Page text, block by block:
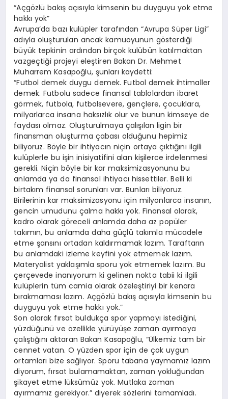
“Açgözlü bakış açısıyla kimsenin bu duyguyu yok etme
hakkı yok”
Avrupa’da bazı kulüpler tarafından “Avrupa Süper Ligi”
adıyla oluşturulan ancak kamuoyunun gösterdiği
büyük tepkinin ardından birçok kulübün katılmaktan
vazgeçtiği projeyi eleştiren Bakan Dr. Mehmet
Muharrem Kasapoğlu, şunları kaydetti:
“Futbol demek duygu demek. Futbol demek ihtimaller
demek. Futbolu sadece finansal tablolardan ibaret
görmek, futbola, futbolsevere, gençlere, çocuklara,
milyarlarca insana haksızlık olur ve bunun kimseye de
faydası olmaz. Oluşturulmaya çalışılan ligin bir
finansman oluşturma çabası olduğunu hepimiz
biliyoruz. Böyle bir ihtiyacın niçin ortaya çıktığını ilgili
kulüplerle bu işin inisiyatifini alan kişilerce irdelenmesi
gerekli. Niçin böyle bir kar maksimizasyonunu bu
anlamda ya da finansal ihtiyacı hissettiler. Belli ki
birtakım finansal sorunları var. Bunları biliyoruz.
Birilerinin kar maksimizasyonu için milyonlarca insanın,
gencin umudunu çalma hakkı yok. Finansal olarak,
kadro olarak göreceli anlamda daha az popüler
takımın, bu anlamda daha güçlü takımla mücadele
etme şansını ortadan kaldırmamak lazım. Taraftarın
bu anlamdaki izleme keyfini yok etmemek lazım.
Materyalist yaklaşımla sporu yok etmemek lazım. Bu
çerçevede inanıyorum ki gelinen nokta tabii ki ilgili
kulüplerin tüm camia olarak özeleştiriyi bir kenara
bırakmaması lazım. Açgözlü bakış açısıyla kimsenin bu
duyguyu yok etme hakkı yok.”
Son olarak fırsat buldukça spor yapmayı istediğini,
yüzdüğünü ve özellikle yürüyüşe zaman ayırmaya
çalıştığını aktaran Bakan Kasapoğlu, “Ülkemiz tam bir
cennet vatan. O yüzden spor için de çok uygun
ortamları bize sağlıyor. Sporu tabana yaymamız lazım
diyorum, fırsat bulamamaktan, zaman yokluğundan
şikayet etme lüksümüz yok. Mutlaka zaman
ayırmamız gerekiyor.” diyerek sözlerini tamamladı.